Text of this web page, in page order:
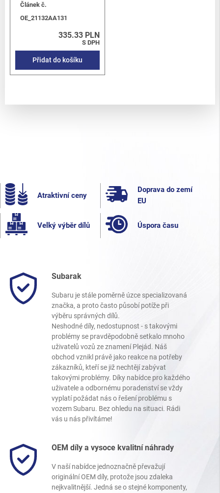
Článek č.
OE_21132AA131
335.33 PLN
S DPH
Přidat do košíku
Atraktivní ceny
Doprava do zemí
EU
Velký výběr dílů Úspora času
Subarak
Subaru je stále poměrně úzce specializovaná
značka, a proto často působí potíže při
výběru správných dílů.
Neshodné díly, nedostupnost - s takovými
problémy se pravděpodobně setkalo mnoho
uživatelů vozů ze znamení Plejád. Náš
obchod vznikl právě jako reakce na potřeby
zákazníků, kteří se již nechtějí zabývat
takovými problémy. Díky nabídce pro každého
uživatele a odbornému poradenství se vždy
vyplatí požádat nás o řešení problému s
vozem Subaru. Bez ohledu na situaci. Rádi
vás u nás přivítáme!
OEM díly a vysoce kvalitní náhrady
V naší nabídce jednoznačně převažují
originální OEM díly, protože jsou zdaleka
nejkvalitnější. Jedná se o stejné komponenty,